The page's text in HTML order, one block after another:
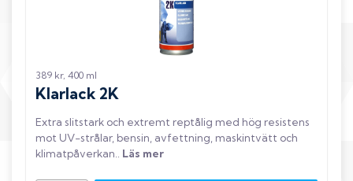
389 kr, 400 ml
Klarlack 2K
Extra slitstark och extremt reptålig med hög resistens
mot UV-strålar, bensin, avfettning, maskintvätt och
klimatpåverkan.. Läs mer